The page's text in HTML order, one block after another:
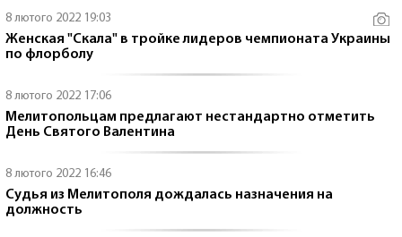
8 лютого 2022 19:03
Женская "Скала" в тройке лидеров чемпионата Украины
по флорболу
8 лютого 2022 17:06
Мелитопольцам предлагают нестандартно отметить
День Святого Валентина
8 лютого 2022 16:46
Судья из Мелитополя дождалась назначения на
должность